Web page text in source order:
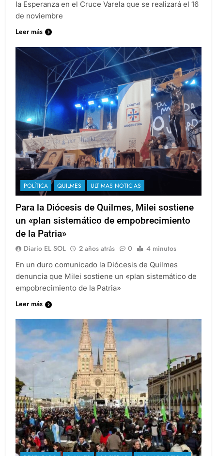
la Esperanza en el Cruce Varela que se realizará el 16
de noviembre
Leer más
POLÍTICA QUILMES ULTIMAS NOTICIAS
Para la Diócesis de Quilmes, Milei sostiene
un «plan sistemático de empobrecimiento
de la Patria»
Diario EL SOL 2 años atrás 0 4 minutos
En un duro comunicado la Diócesis de Quilmes
denuncia que Milei sostiene un «plan sistemático de
empobrecimiento de la Patria»
Leer más